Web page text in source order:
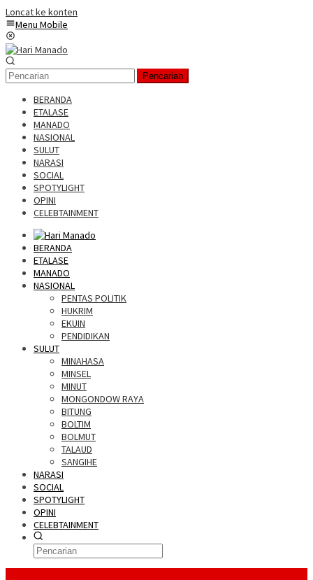
Loncat ke konten
Menu Mobile
Pencarian
BERANDA
ETALASE
MANADO
NASIONAL
SULUT
NARASI
SOCIAL
SPOTYLIGHT
OPINI
CELEBTAINMENT
BERANDA
ETALASE
MANADO
NASIONAL
PENTAS POLITIK
HUKRIM
EKUIN
PENDIDIKAN
SULUT
MINAHASA
MINSEL
MINUT
MONGONDOW RAYA
BITUNG
BOLTIM
BOLMUT
TALAUD
SANGIHE
NARASI
SOCIAL
SPOTYLIGHT
OPINI
CELEBTAINMENT